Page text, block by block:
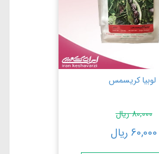
لوبیا کریسمس
80,000ریال
60,000 ریال